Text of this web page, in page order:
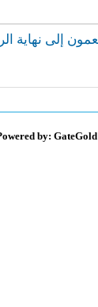
by: GateGold